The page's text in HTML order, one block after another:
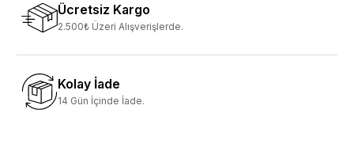
Ücretsiz Kargo
2.500₺ Üzeri Alışverişlerde.
Kolay İade
14 Gün İçinde İade.